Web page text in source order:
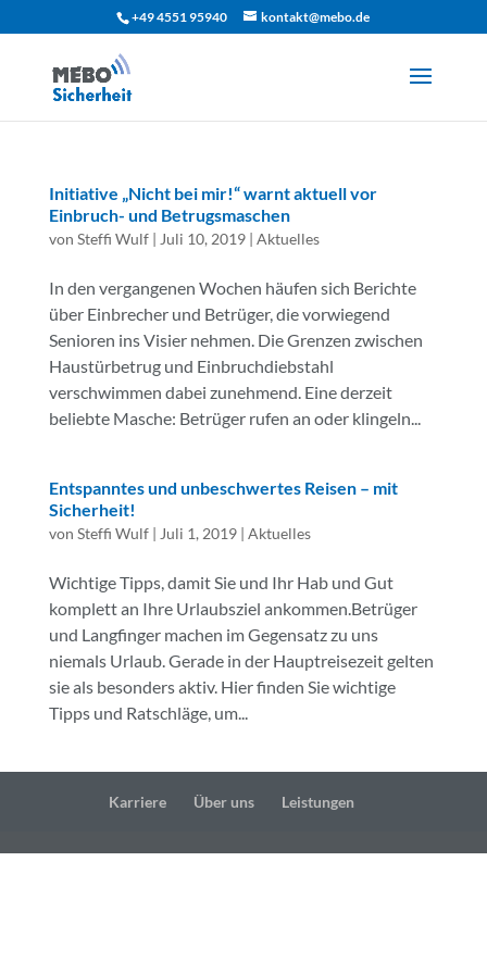
+49 4551 95940 kontakt@mebo.de
Initiative „Nicht bei mir!“ warnt aktuell vor
Einbruch- und Betrugsmaschen
von Steffi Wulf| Juli 10, 2019| Aktuelles
In den vergangenen Wochen häufen sich Berichte
über Einbrecher und Betrüger, die vorwiegend
Senioren ins Visier nehmen. Die Grenzen zwischen
Haustürbetrug und Einbruchdiebstahl
verschwimmen dabei zunehmend. Eine derzeit
beliebte Masche: Betrüger rufen an oder klingeln...
Entspanntes und unbeschwertes Reisen – mit
Sicherheit!
von Steffi Wulf| Juli 1, 2019| Aktuelles
Wichtige Tipps, damit Sie und Ihr Hab und Gut
komplett an Ihre Urlaubsziel ankommen.Betrüger
und Langfinger machen im Gegensatz zu uns
niemals Urlaub. Gerade in der Hauptreisezeit gelten
sie als besonders aktiv. Hier finden Sie wichtige
Tipps und Ratschläge, um...
Karriere Über uns Leistungen